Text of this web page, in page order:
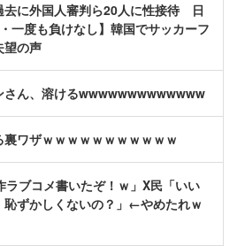
去に外国人審判ら20人に性接待 日
一度も負けなし】韓国でサッカーフ
望の声
さん、溶けるwwwwwwwwwwwww
ワザｗｗｗｗｗｗｗｗｗｗｗ
ラブコメ書いたぞ！ｗ」X民「いい
恥ずかしくないの？」←やめたれｗ